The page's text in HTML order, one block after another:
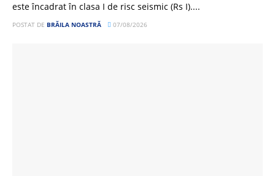
este încadrat în clasa I de risc seismic (Rs I)....
POSTAT DE BRĂILA NOASTRĂ 07/08/2026